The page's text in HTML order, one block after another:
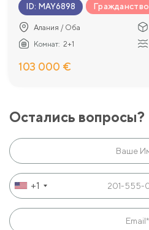
ID: MAY6898 Гражданство
Алания / Оба
Комнат: 2+1
103 000 €
Остались вопросы?
+1